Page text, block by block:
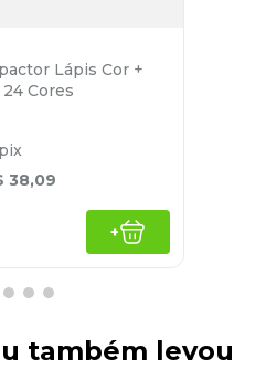
Lápis Cor +
Cores
38,09
+
também levou